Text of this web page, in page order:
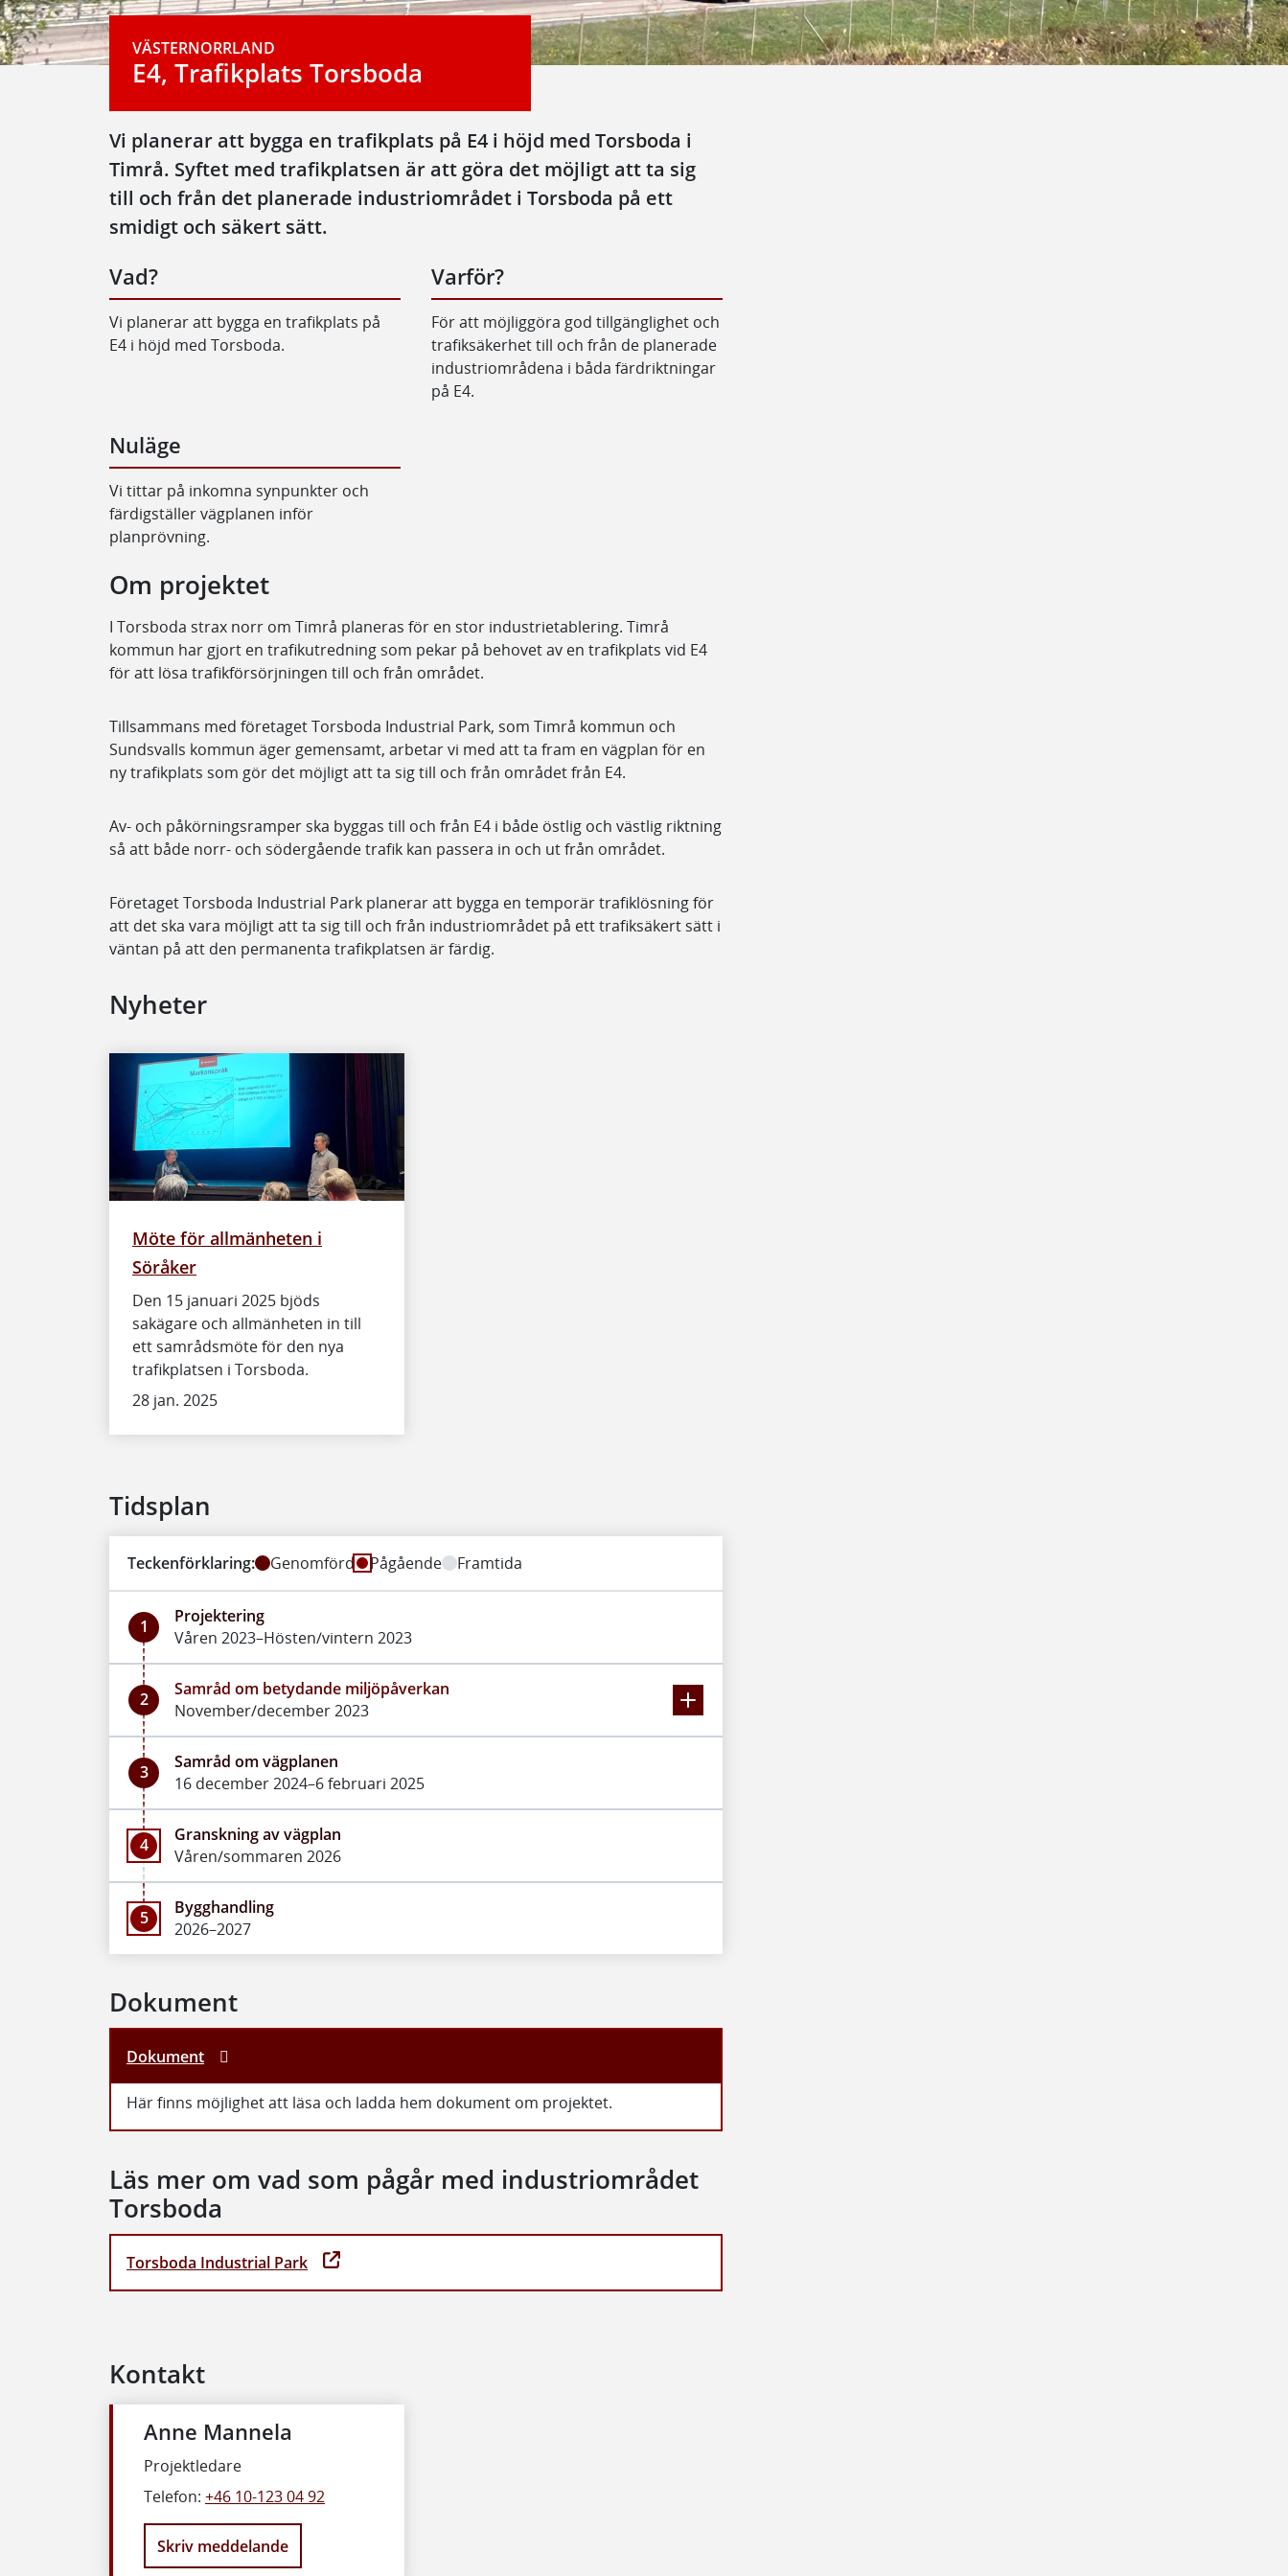
VÄSTERNORRLAND
E4, Trafikplats Torsboda
Vi planerar att bygga en trafikplats på E4 i höjd med Torsboda i
Timrå. Syftet med trafikplatsen är att göra det möjligt att ta sig
till och från det planerade industriområdet i Torsboda på ett
smidigt och säkert sätt.
Vad?
Vi planerar att bygga en trafikplats på
E4 i höjd med Torsboda.
Varför?
För att möjliggöra god tillgänglighet och
trafiksäkerhet till och från de planerade
industriområdena i båda färdriktningar
på E4.
Nuläge
Vi tittar på inkomna synpunkter och
färdigställer vägplanen inför
planprövning.
Om projektet
I Torsboda strax norr om Timrå planeras för en stor industrietablering. Timrå
kommun har gjort en trafikutredning som pekar på behovet av en trafikplats vid E4
för att lösa trafikförsörjningen till och från området.
Tillsammans med företaget Torsboda Industrial Park, som Timrå kommun och
Sundsvalls kommun äger gemensamt, arbetar vi med att ta fram en vägplan för en
ny trafikplats som gör det möjligt att ta sig till och från området från E4.
Av- och påkörningsramper ska byggas till och från E4 i både östlig och västlig riktning
så att både norr- och södergående trafik kan passera in och ut från området.
Företaget Torsboda Industrial Park planerar att bygga en temporär trafiklösning för
att det ska vara möjligt att ta sig till och från industriområdet på ett trafiksäkert sätt i
väntan på att den permanenta trafikplatsen är färdig.
Nyheter
Möte för allmänheten i
Söråker
Den 15 januari 2025 bjöds
sakägare och allmänheten in till
ett samrådsmöte för den nya
trafikplatsen i Torsboda.
28 jan. 2025
Tidsplan
Teckenförklaring: Genomförd Pågående Framtida
1
Projektering
Våren 2023–Hösten/vintern 2023
2
Samråd om betydande miljöpåverkan
November/december 2023
3
Samråd om vägplanen
16 december 2024–6 februari 2025
4
Granskning av vägplan
Våren/sommaren 2026
5
Bygghandling
2026–2027
Dokument
Dokument
Här finns möjlighet att läsa och ladda hem dokument om projektet.
Läs mer om vad som pågår med industriområdet
Torsboda
Torsboda Industrial Park
Kontakt
Anne Mannela
Projektledare
Telefon: +46 10-123 04 92
Skriv meddelande